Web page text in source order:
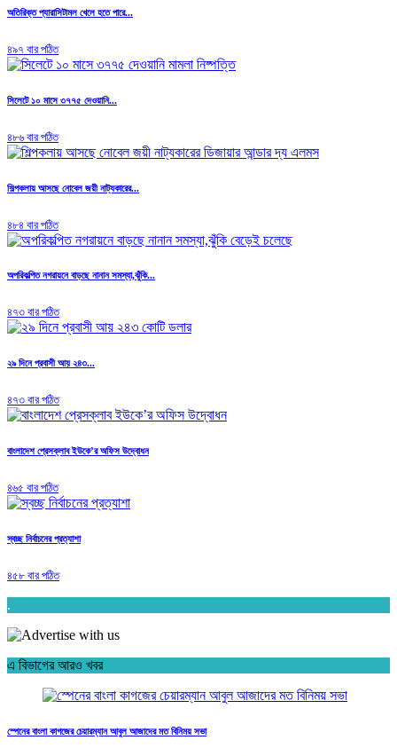
অতিরিক্ত প্যারাসিটামল খেলে হতে পারে...
৪৯৭ বার পঠিত
সিলেটে ১০ মাসে ৩৭৭৫ দেওয়ানি...
৪৮৬ বার পঠিত
শিল্পকলায় আসছে নোবেল জয়ী নাট্যকারের...
৪৮৪ বার পঠিত
অপরিকল্পিত নগরায়নে বাড়ছে নানান সমস্যা,ঝুঁকি...
৪৭৩ বার পঠিত
২৯ দিনে প্রবাসী আয় ২৪৩...
৪৭৩ বার পঠিত
বাংলাদেশ প্রেসক্লাব ইউকে’র অফিস উদ্বোধন
৪৬৫ বার পঠিত
স্বচ্ছ নির্বাচনের প্রত্যাশা
৪৫৮ বার পঠিত
.
এ বিভাগের আরও খবর
স্পেনের বাংলা কাগজের চেয়ারম্যান আবুল আজাদের মত বিনিময় সভা